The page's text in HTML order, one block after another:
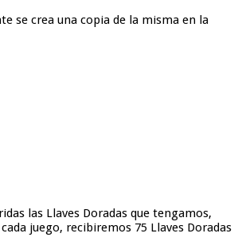
se crea una copia de la misma en la
las Llaves Doradas que tengamos,
juego, recibiremos 75 Llaves Doradas